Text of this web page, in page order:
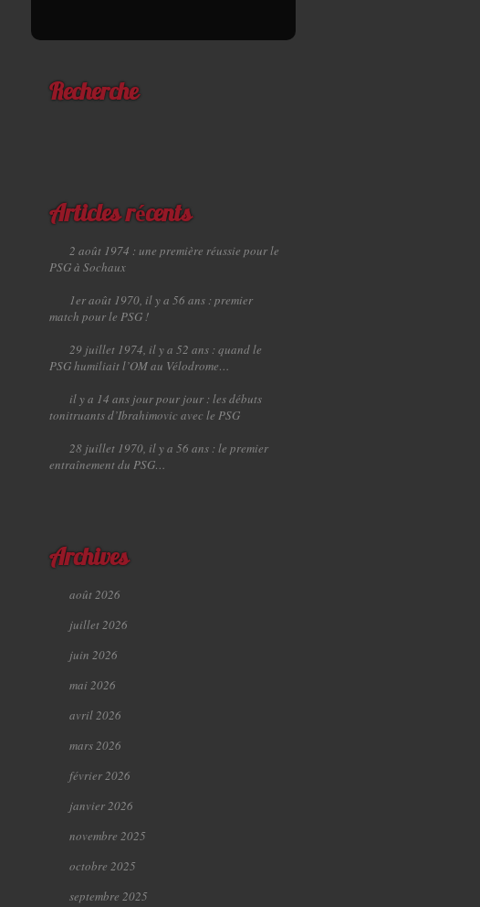
Recherche
Articles récents
2 août 1974 : une première réussie pour le
PSG à Sochaux
1er août 1970, il y a 56 ans : premier
match pour le PSG !
29 juillet 1974, il y a 52 ans : quand le
PSG humiliait l’OM au Vélodrome…
il y a 14 ans jour pour jour : les débuts
tonitruants d’Ibrahimovic avec le PSG
28 juillet 1970, il y a 56 ans : le premier
entraînement du PSG…
Archives
août 2026
juillet 2026
juin 2026
mai 2026
avril 2026
mars 2026
février 2026
janvier 2026
novembre 2025
octobre 2025
septembre 2025